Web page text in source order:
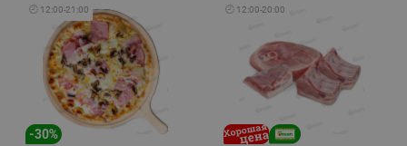
🕘 12:00-21:00
-30%
🕘 12:00-20:00